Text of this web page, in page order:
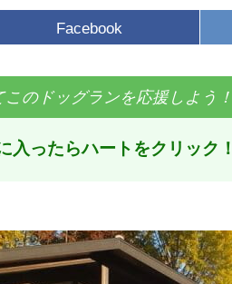
Facebook
このドッグランを応援しよう！
入ったらハートをクリック！